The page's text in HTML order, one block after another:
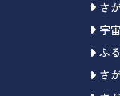
さ
宇
ふ
さ